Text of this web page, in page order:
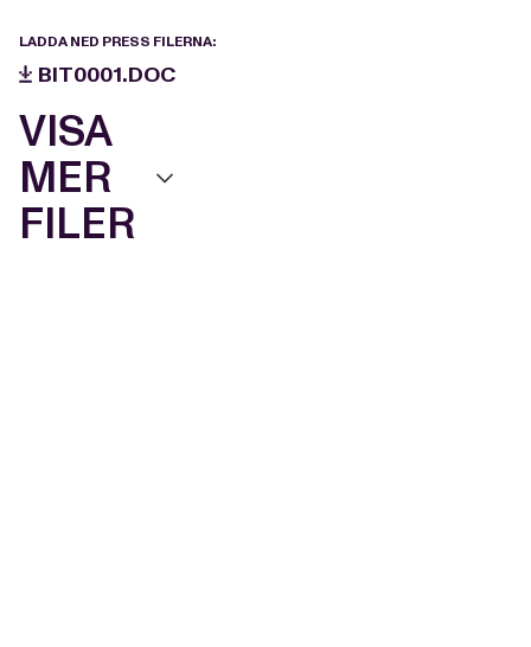
LADDA NED PRESS FILERNA:
BIT0001.DOC
VISA
MER
FILER